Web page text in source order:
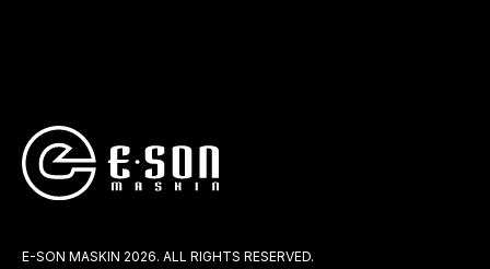
E-SON MASKIN 2026. ALL RIGHTS RESERVED.